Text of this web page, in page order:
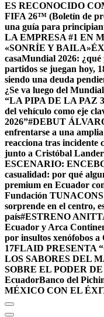
ES RECONOCIDO
FIFA 26™ (Boletín de
una guía para
LA EMPRESA #1 EN
«SONRÍE Y BAILA»
casaMundial 2026: ¿qué
partidos se juegan hoy,
siendo una deuda
¿Se va luego del
“LA PIPA DE LA PAZ
del vehículo como eje
2026”#DEBUT
enfrentarse a una amplia
reacciona tras incidente
junto a Cristóbal
ESCENARIO:
casualidad: por qué
premium en Ecuador
Fundación TUNACONS
sorprende en el centro,
país#ESTRENO
Ecuador y Arca
por insultos xenófobos
17FLAID PRESENTA
LOS SABORES DEL
SOBRE EL PODER
EcuadorBanco del
MÉXICO CON EL